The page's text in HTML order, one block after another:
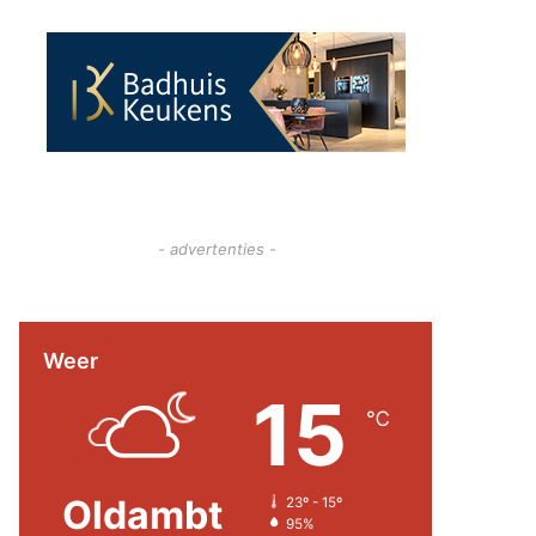
- advertenties -
Weer
Oldambt
15 ℃
23º - 15º
95%